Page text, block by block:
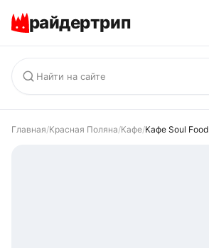
райдертрип
Главная/Красная Поляна/Кафе/Кафе Soul Food